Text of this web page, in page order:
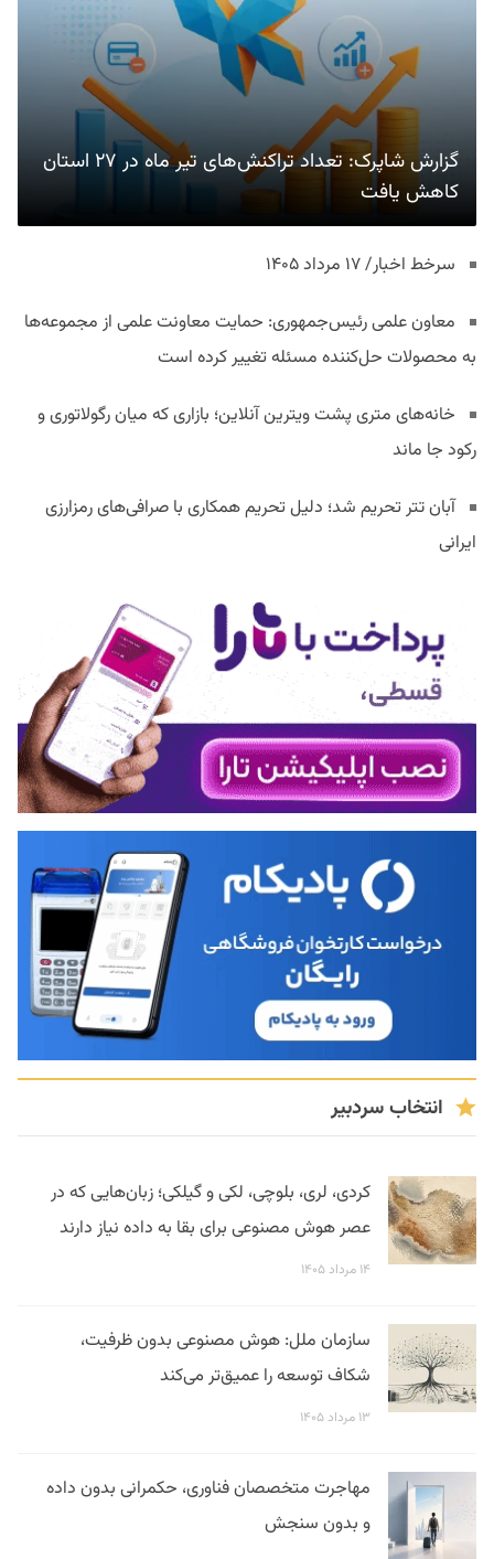
گزارش شاپرک: تعداد تراکنش‌های تیر ماه در ۲۷ استان‌
کاهش یافت
سرخط اخبار/ ۱۷ مرداد ۱۴۰۵
معاون علمی رئیس‌جمهوری: حمایت معاونت علمی از مجموعه‌ها
به محصولات حل‌کننده مسئله تغییر کرده است
خانه‌های متری پشت ویترین آنلاین؛ بازاری که میان رگولاتوری و
رکود جا ماند
آبان تتر تحریم شد؛ دلیل تحریم همکاری با صرافی‌های رمزارزی
ایرانی
انتخاب سردبیر
کردی، لری، بلوچی، لکی و گیلکی؛ زبان‌هایی که در
عصر هوش مصنوعی برای بقا به داده نیاز دارند
۱۴ مرداد ۱۴۰۵
سازمان ملل: هوش مصنوعی بدون ظرفیت،
شکاف توسعه را عمیق‌تر می‌کند
۱۳ مرداد ۱۴۰۵
مهاجرت متخصصان فناوری، حکمرانی بدون داده
و بدون سنجش